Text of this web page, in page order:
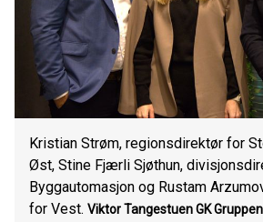
Kristian Strøm, regionsdirektør for
Øst, Stine Fjærli Sjøthun,
Byggautomasjon og Rustam
for Vest. Viktor TangestuenGK Gruppen